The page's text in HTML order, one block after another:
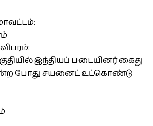
இந்தியப் படையினர் கைது
போது சயனைட் உட்கொண்டு